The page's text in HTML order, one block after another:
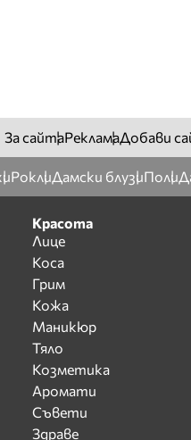
За сайтаРекламаДобави
РоклиДамски блузиПоли
Красота
Лице
Коса
Грим
Кожа
Маникюр
Тяло
Козметика
Аромати
Съвети
Здраве